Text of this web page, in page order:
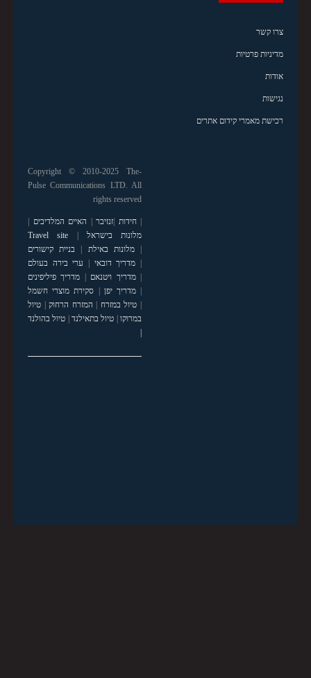
צרו קשר
מדיניות פרטיות
אודות
נגישות
רכישת מאמרי קידום אתרים
Copyright © 2010-2025 The-
Pulse Communications LTD. All
rights reserved
|חידות |זנזיבר | האיים המלדיבים |
מלונות בישראל |
Travel site
|מלונות באילת | בניית קישורים
| מדריך דובאי | ערי בירה בעולם
|מדריך ויטנאם | מדריך פיליפינים
|מדריך יפן | סקירת מוצרי חשמל
| טיול במזרח | המזרח הרחוק| טיול
במרוקו| טיול בתאילנד| טיול בהולנד
|